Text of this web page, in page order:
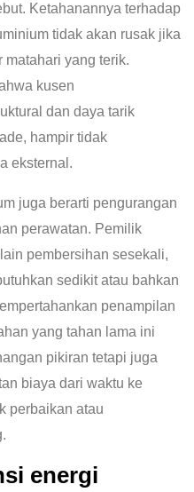
Ketahanannya terhadap
tidak akan rusak jika
matahari yang terik.
kusen
dan daya tarik
hampir tidak
eksternal.
juga berarti pengurangan
perawatan. Pemilik
pembersihan sesekali,
sedikit atau bahkan
penampilan
yang tahan lama ini
pikiran tetapi juga
biaya dari waktu ke
perbaikan atau
energi